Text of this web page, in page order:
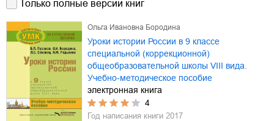
Только полные версии книг
Ольга Ивановна Бородина
Уроки истории России в 9 классе
специальной (коррекционной)
общеобразовательной школы VIII вида.
Учебно-методическое пособие
электронная книга
4
Год написания книги 2017